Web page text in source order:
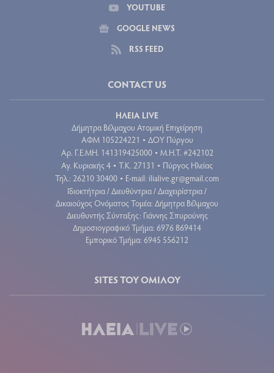
YOUTUBE
GOOGLE NEWS
RSS FEED
CONTACT US
ΗΛΕΙΑ LIVE
Δήμητρα Βέλμαχου Ατομική Επιχείρηση
ΑΦΜ 105224221 • ΔΟΥ Πύργου
Aρ. Γ.Ε.ΜΗ. 141319425000 • Μ.Η.Τ. #242102
Αγ. Κυριακής 4 • Τ.Κ. 27131 • Πύργος Ηλείας
Τηλ.: 26210 30400 • E-mail: ilialive.gr@gmail.com
Ιδιοκτήτρια / Διευθύντρια / Διαχειρίστρια /
Δικαιούχος Ονόματος Τομέα: Δήμητρα Βέλμαχου
Διευθυντής Σύνταξης: Γιάννης Σπυρούνης
Δημοσιογραφικό Τμήμα: 6976 869414
Εμπορικό Τμήμα: 6945 556212
SITES ΤΟΥ ΟΜΙΛΟΥ